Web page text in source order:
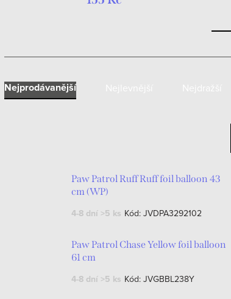
Ř
Nejprodávanější
Paw Patrol Ruff Ruff foil balloon 43
cm (WP)
4-8 dní >5 ks Kód: JVDPA3292102
Paw Patrol Chase Yellow foil balloon
61 cm
4-8 dní >5 ks Kód: JVGBBL238Y